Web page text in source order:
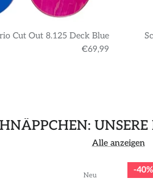
Cut Out 8.125 Deck Blue
€69,99
UNSERE
Alle anzeigen
Neu
40%